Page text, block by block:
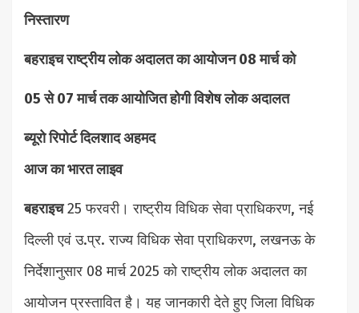
निस्तारण
बहराइच राष्ट्रीय लोक अदालत का आयोजन 08 मार्च को
05 से 07 मार्च तक आयोजित होगी विशेष लोक अदालत
ब्यूरो रिपोर्ट दिलशाद अहमद
आज का भारत लाइव
बहराइच25 फरवरी। राष्ट्रीय विधिक सेवा प्राधिकरण, नई
दिल्ली एवं उ.प्र. राज्य विधिक सेवा प्राधिकरण, लखनऊ के
निर्देशानुसार 08 मार्च 2025 को राष्ट्रीय लोक अदालत का
आयोजन प्रस्तावित है। यह जानकारी देते हुए जिला विधिक